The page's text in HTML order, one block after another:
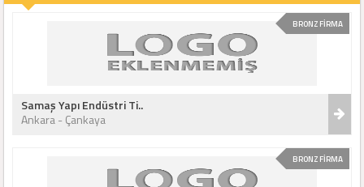
BRONZ FİRMA
Samaş Yapı Endüstri Ti..
Ankara - Çankaya
BRONZ FİRMA